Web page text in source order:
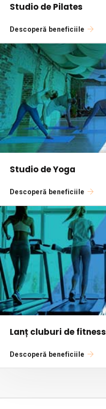
Studio de Pilates
Descoperă beneficiile
Studio de Yoga
Descoperă beneficiile
Lanț cluburi de fitness
Descoperă beneficiile